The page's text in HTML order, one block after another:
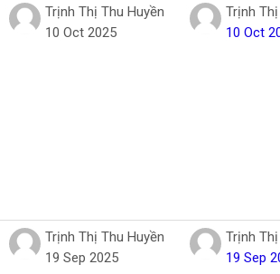
Trịnh Thị Thu Huyền
10 Oct 2025
Trịnh
10 Oct
Trịnh Thị Thu Huyền
19 Sep 2025
Trịnh
19 Sep